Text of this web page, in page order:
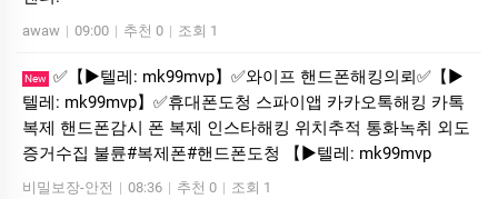
awaw | 09:00 | 추천 0 | 조회 1
New ✅【▶텔레: mk99mvp】✅와이프 핸드폰해킹의뢰✅【▶
텔레: mk99mvp】✅휴대폰도청 스파이앱 카카오톡해킹 카톡
복제 핸드폰감시 폰 복제 인스타해킹 위치추적 통화녹취 외도
증거수집 불륜#복제폰#핸드폰도청 【▶텔레: mk99mvp
비밀보장-안전 | 08:36 | 추천 0 | 조회 1